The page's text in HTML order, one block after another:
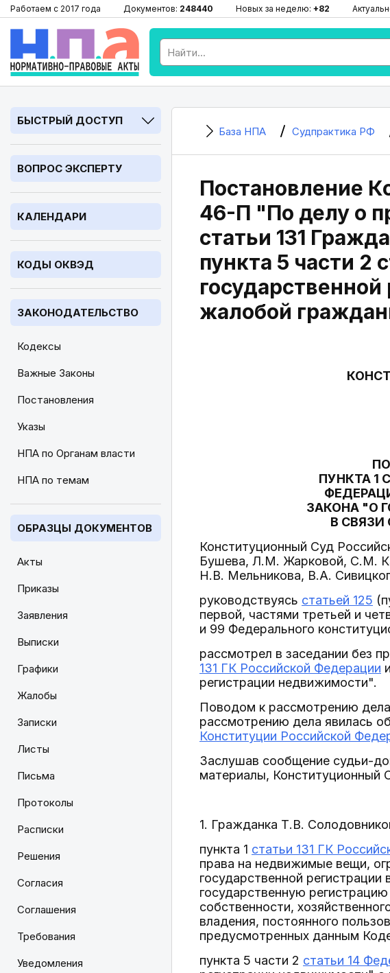
Работаем с 2017 года Документов: 248440 Новых за неделю: +82
БЫСТРЫЙ ДОСТУП
ВОПРОС ЭКСПЕРТУ
КАЛЕНДАРИ
КОДЫ ОКВЭД
ЗАКОНОДАТЕЛЬСТВО
Кодексы
Важные Законы
Постановления
Указы
НПА по Органам власти
НПА по темам
ОБРАЗЦЫ ДОКУМЕНТОВ
Акты
Приказы
Заявления
Выписки
Графики
Жалобы
Записки
Листы
Письма
Протоколы
Расписки
Решения
Согласия
Соглашения
Требования
Уведомления
База НПА Судпрактика РФ
Постановление
46-П "По делу о
статьи 131
пункта 5 части 2
жалобой
ПУНКТА 1
ЗАКОНА "О
В
Конституционный Суд
Бушева, Л.М. Жарковой, С.М.
Н.В. Мельникова, В.А.
руководствуясь статьей 125
первой, частями третьей и
и 99 Федерального
рассмотрел в заседании без
131 ГК Российской Федерации
регистрации недвижимости".
Поводом к рассмотрению
рассмотрению дела явилась
Конституции Российской
Заслушав сообщение судьи-
материалы, Конституционный
1. Гражданка Т.В.
пункта 1 статьи 131 ГК
права на недвижимые вещи,
государственной
государственную
собственности,
владения, постоянного
предусмотренных данным
пункта 5 части 2 статьи 14